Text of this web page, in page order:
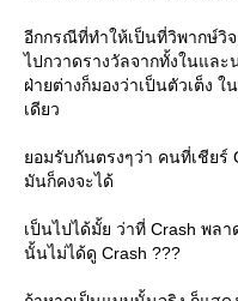
อีกกรณีที่ทำให้เป็นที่วิพากษ์วิ
ไปกวาดรางวัลจากทั้งในและ
ฝ่ายต่างก็มองว่าเป็นตัวเต็ง
เดียว
อมรับกันตรงๆว่า คนที่เชียร์
มันก็คงจะได้
เป็นไปได้มั้ย ว่าที่ Crash พลา
นั้นไม่ได้ดู Crash ???